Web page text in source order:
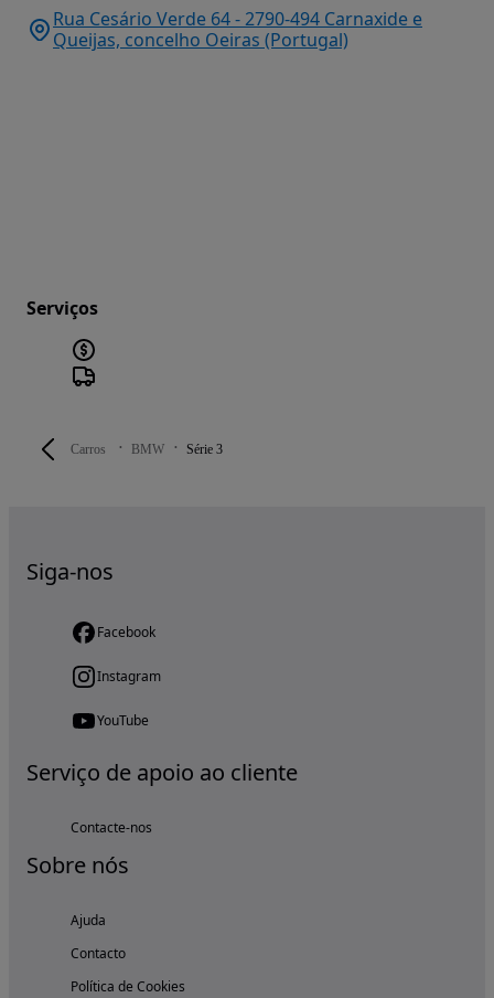
Carros BMW Série 3
Rua Cesário Verde 64 - 2790-494 Carnaxide e
Queijas, concelho Oeiras (Portugal)
Serviços
Siga-nos
Facebook
Instagram
YouTube
Serviço de apoio ao cliente
Contacte-nos
Sobre nós
Ajuda
Contacto
Política de Cookies